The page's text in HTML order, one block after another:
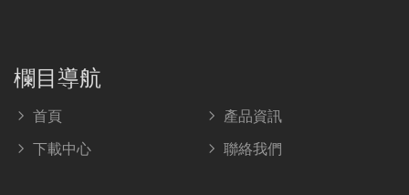
欄目導航
首頁
產品資訊
下載中心
聯絡我們